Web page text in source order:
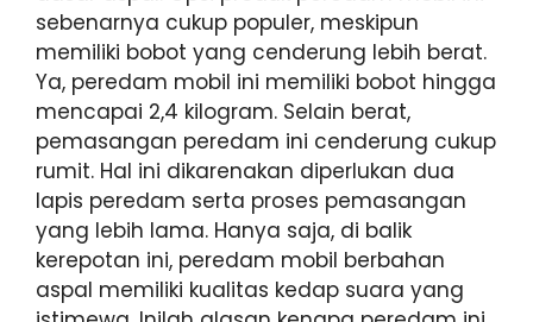
sebenarnya cukup populer, meskipun
memiliki bobot yang cenderung lebih berat.
Ya, peredam mobil ini memiliki bobot hingga
mencapai 2,4 kilogram. Selain berat,
pemasangan peredam ini cenderung cukup
rumit. Hal ini dikarenakan diperlukan dua
lapis peredam serta proses pemasangan
yang lebih lama. Hanya saja, di balik
kerepotan ini, peredam mobil berbahan
aspal memiliki kualitas kedap suara yang